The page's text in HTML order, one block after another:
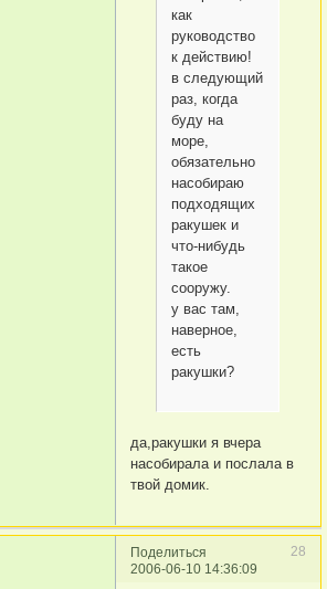
как
руководство
к действию!
в следующий
раз, когда
буду на
море,
обязательно
насобираю
подходящих
ракушек и
что-нибудь
такое
сооружу.
у вас там,
наверное,
есть
ракушки?
да,ракушки я вчера
насобирала и послала в
твой домик.
Поделиться
28
2006-06-10 14:36:09